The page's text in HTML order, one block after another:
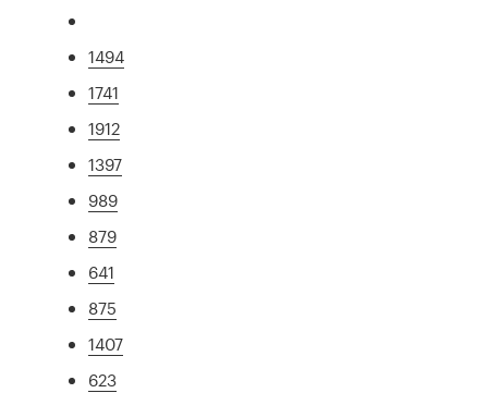
1494
1741
1912
1397
989
879
641
875
1407
623